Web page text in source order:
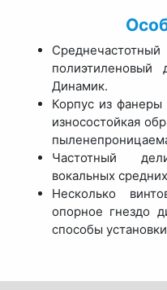
Динамик.
Корпус из
износостойкая
Частотный
вокальных
Несколько
опорное гнездо
способы